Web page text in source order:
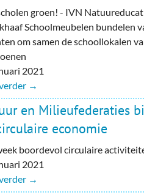
groen! - IVN
Schoolmeubelen bundelen
om samen de schoollokalen
2021
→
en Milieufederaties
economie
boordevol circulaire
2021
→